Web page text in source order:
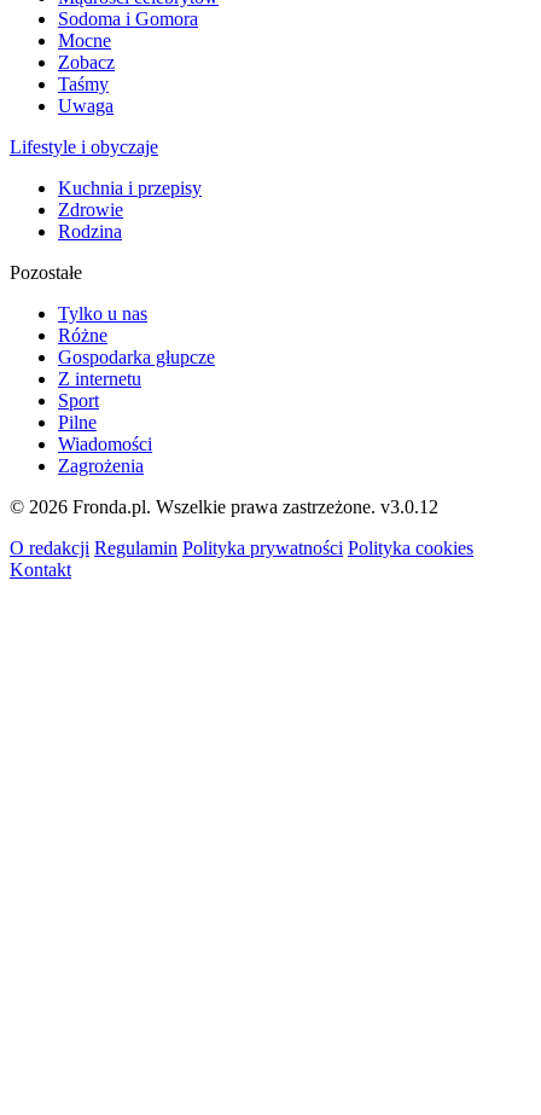
Sodoma i Gomora
Mocne
Zobacz
Taśmy
Uwaga
Lifestyle i obyczaje
Kuchnia i przepisy
Zdrowie
Rodzina
Pozostałe
Tylko u nas
Różne
Gospodarka głupcze
Z internetu
Sport
Pilne
Wiadomości
Zagrożenia
© 2026 Fronda.pl. Wszelkie prawa zastrzeżone. v3.0.12
O redakcji Regulamin Polityka prywatności Polityka cookies
Kontakt